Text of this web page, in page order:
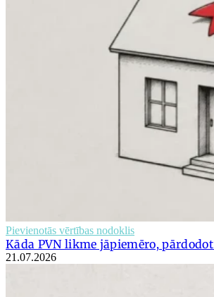
Pievienotās vērtības nodoklis
Kāda PVN likme jāpiemēro,
21.07.2026